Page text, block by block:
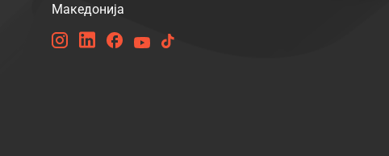
Македонија